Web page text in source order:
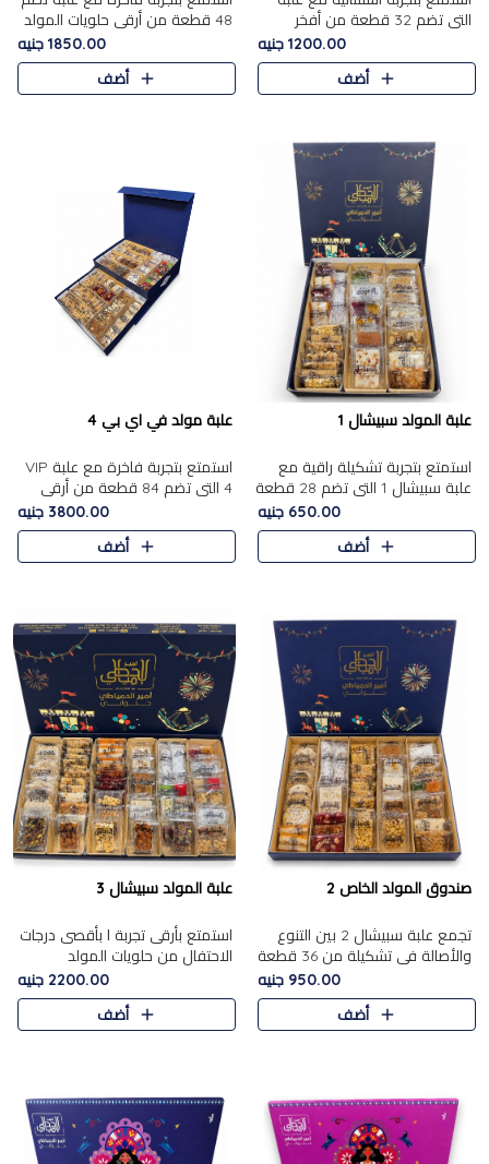
التي تضم 32 قطعة من أفخر
حلويات المولد الشرقية، في تشكيلة
تجمع بين الأصالة والاختيارات
الفاخرة. تحتوي العلبة..
1200.00 جنيه
أضف
48 قطعة من أرقى حلويات المولد
الشرقية، في تشكيلة تجمع بين
الأصناف التقليدية الفاخرة والاختيارات
1850.00 جنيه
أضف
علبة المولد سبيشال 1
استمتع بتجربة تشكيلة راقية مع
علبة سبيشال 1 التي تضم 28 قطعة
من تشكيلة مختارة بعناية من أفخر
حلويات المولد المصرية الأصلية
الشرقية. تحتوي ال..
650.00 جنيه
أضف
علبة مولد في اي بي 4
استمتع بتجربة فاخرة مع علبة VIP
4 التي تضم 84 قطعة من أرقى
حلويات المولد الشرقية، في تشكيلة
غنية تجمع بين الحلويات التقليدية
والمكسرات الفاخرة. تحتوي العلبة
3800.00 جنيه
أضف
صندوق المولد الخاص 2
تجمع علبة سبيشال 2 بين التنوع
والأصالة في تشكيلة من 36 قطعة
تضم أشهر حلويات المولد الشرقية.
تحتوي العلبة على الجزرية بالفول،
والجزرية بالبن..
950.00 جنيه
أضف
علبة المولد سبيشال 3
استمتع بأرقى تجربة ا بأقصى درجات
الاحتفال من حلويات المولد
المصريه الأصيلة مع هذه الفخامة
مع علبة سبيشال 3 التي تضم 56
قطعة من تشكيلة استثن..
2200.00 جنيه
أضف